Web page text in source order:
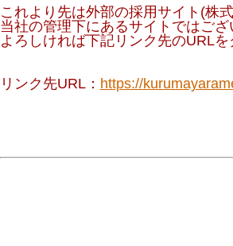
これより先は外部の採用サイト(株
当社の管理下にあるサイトではご
よろしければ下記リンク先のURL
リンク先URL： https://